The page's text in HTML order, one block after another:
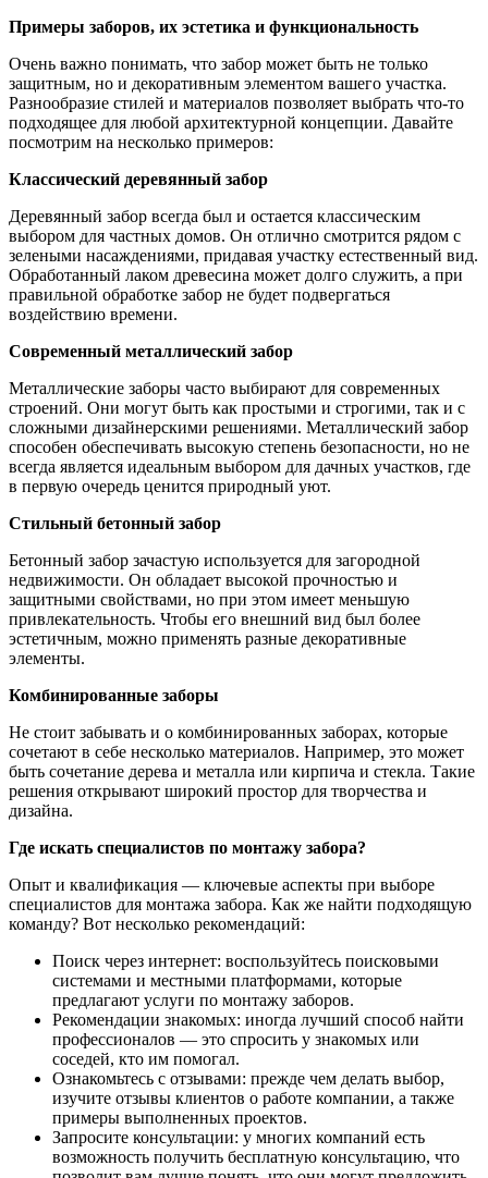
Примеры заборов, их эстетика и функциональность
Очень важно понимать, что забор может быть не только
защитным, но и декоративным элементом вашего участка.
Разнообразие стилей и материалов позволяет выбрать что-то
подходящее для любой архитектурной концепции. Давайте
посмотрим на несколько примеров:
Классический деревянный забор
Деревянный забор всегда был и остается классическим
выбором для частных домов. Он отлично смотрится рядом с
зелеными насаждениями, придавая участку естественный вид.
Обработанный лаком древесина может долго служить, а при
правильной обработке забор не будет подвергаться
воздействию времени.
Современный металлический забор
Металлические заборы часто выбирают для современных
строений. Они могут быть как простыми и строгими, так и с
сложными дизайнерскими решениями. Металлический забор
способен обеспечивать высокую степень безопасности, но не
всегда является идеальным выбором для дачных участков, где
в первую очередь ценится природный уют.
Стильный бетонный забор
Бетонный забор зачастую используется для загородной
недвижимости. Он обладает высокой прочностью и
защитными свойствами, но при этом имеет меньшую
привлекательность. Чтобы его внешний вид был более
эстетичным, можно применять разные декоративные
элементы.
Комбинированные заборы
Не стоит забывать и о комбинированных заборах, которые
сочетают в себе несколько материалов. Например, это может
быть сочетание дерева и металла или кирпича и стекла. Такие
решения открывают широкий простор для творчества и
дизайна.
Где искать специалистов по монтажу забора?
Опыт и квалификация — ключевые аспекты при выборе
специалистов для монтажа забора. Как же найти подходящую
команду? Вот несколько рекомендаций:
Поиск через интернет: воспользуйтесь поисковыми
системами и местными платформами, которые
предлагают услуги по монтажу заборов.
Рекомендации знакомых: иногда лучший способ найти
профессионалов — это спросить у знакомых или
соседей, кто им помогал.
Ознакомьтесь с отзывами: прежде чем делать выбор,
изучите отзывы клиентов о работе компании, а также
примеры выполненных проектов.
Запросите консультации: у многих компаний есть
возможность получить бесплатную консультацию, что